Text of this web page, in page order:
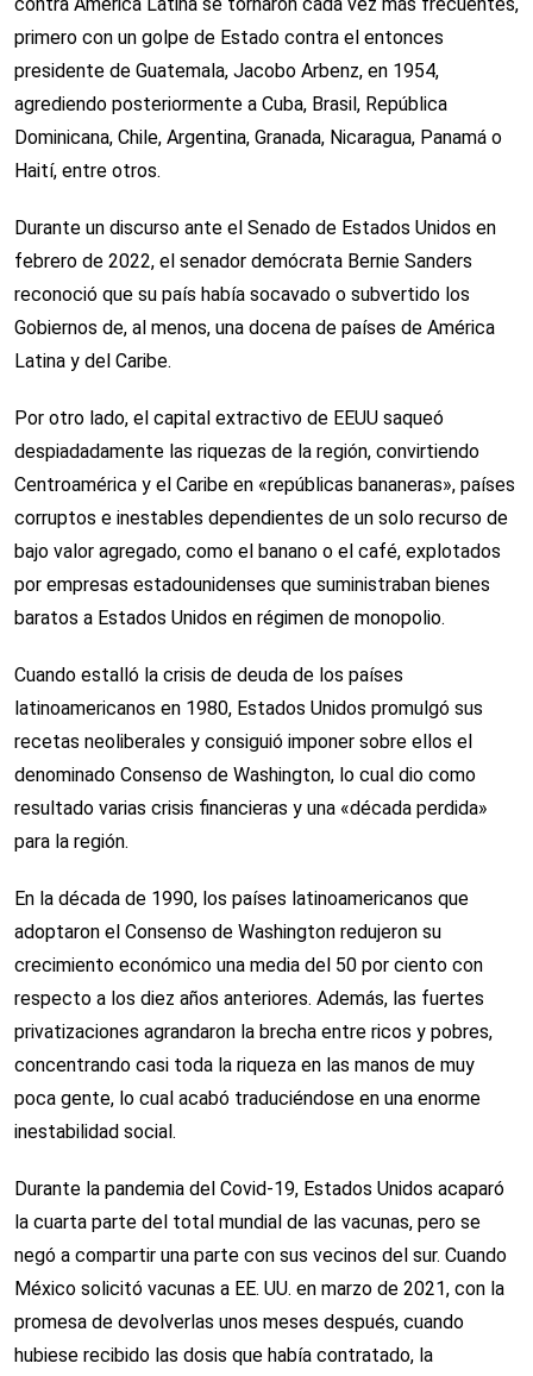
primero con un golpe de Estado contra el entonces
presidente de Guatemala, Jacobo Arbenz, en 1954,
agrediendo posteriormente a Cuba, Brasil, República
Dominicana, Chile, Argentina, Granada, Nicaragua, Panamá o
Haití, entre otros.
Durante un discurso ante el Senado de Estados Unidos en
febrero de 2022, el senador demócrata Bernie Sanders
reconoció que su país había socavado o subvertido los
Gobiernos de, al menos, una docena de países de América
Latina y del Caribe.
Por otro lado, el capital extractivo de EEUU saqueó
despiadadamente las riquezas de la región, convirtiendo
Centroamérica y el Caribe en «repúblicas bananeras», países
corruptos e inestables dependientes de un solo recurso de
bajo valor agregado, como el banano o el café, explotados
por empresas estadounidenses que suministraban bienes
baratos a Estados Unidos en régimen de monopolio.
Cuando estalló la crisis de deuda de los países
latinoamericanos en 1980, Estados Unidos promulgó sus
recetas neoliberales y consiguió imponer sobre ellos el
denominado Consenso de Washington, lo cual dio como
resultado varias crisis financieras y una «década perdida»
para la región.
En la década de 1990, los países latinoamericanos que
adoptaron el Consenso de Washington redujeron su
crecimiento económico una media del 50 por ciento con
respecto a los diez años anteriores. Además, las fuertes
privatizaciones agrandaron la brecha entre ricos y pobres,
concentrando casi toda la riqueza en las manos de muy
poca gente, lo cual acabó traduciéndose en una enorme
inestabilidad social.
Durante la pandemia del Covid-19, Estados Unidos acaparó
la cuarta parte del total mundial de las vacunas, pero se
negó a compartir una parte con sus vecinos del sur. Cuando
México solicitó vacunas a EE. UU. en marzo de 2021, con la
promesa de devolverlas unos meses después, cuando
hubiese recibido las dosis que había contratado, la